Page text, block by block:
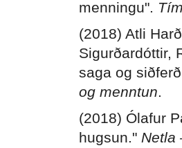
menningu".
(2018) Atli
Sigurðardóttir,
saga og
og menntun.
(2018) Ólafur
hugsun." Netla